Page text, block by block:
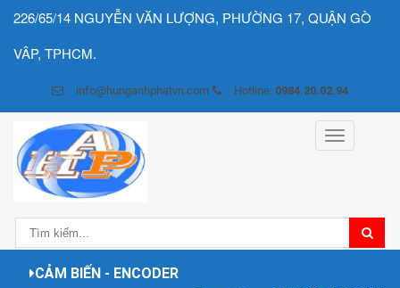
226/65/14 NGUYỄN VĂN LƯỢNG, PHƯỜNG 17, QUẬN GÒ
VÂP, TPHCM.
info@hunganhphatvn.com Hotline: 0984.20.02.94
Toggle
navigation
CẢM BIẾN - ENCODER